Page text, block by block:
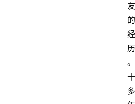
友
的
经
历
。
十
多